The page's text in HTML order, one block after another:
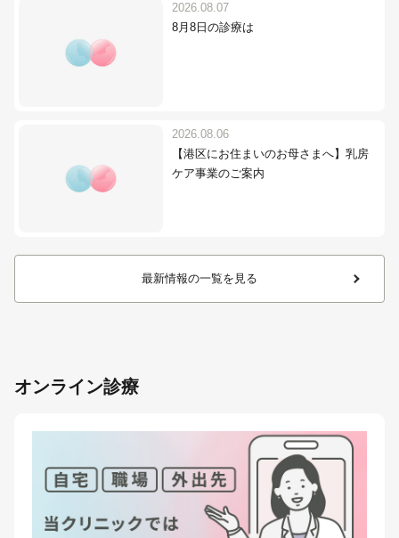
2026.08.07
8月8日の診療は
2026.08.06
【港区にお住まいのお母さまへ】乳房
ケア事業のご案内
最新情報の一覧を見る
オンライン診療